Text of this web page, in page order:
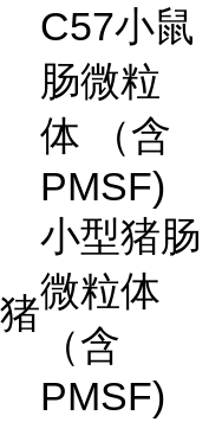
C57小鼠
肠微粒
体
（含
PMSF)
猪
小型猪肠
微粒体
（含
PMSF)